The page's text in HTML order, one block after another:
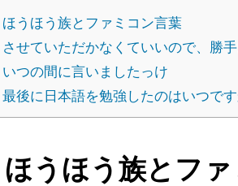
ほうほう族とファミコン言葉
させていただかなくていいので、勝
いつの間に言いましたっけ
最後に日本語を勉強したのはいつで
ほうほう族とフ